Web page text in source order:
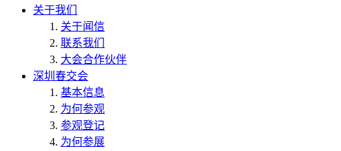
关于我们
关于闻信
联系我们
大会合作伙伴
深圳春交会
基本信息
为何参观
参观登记
为何参展